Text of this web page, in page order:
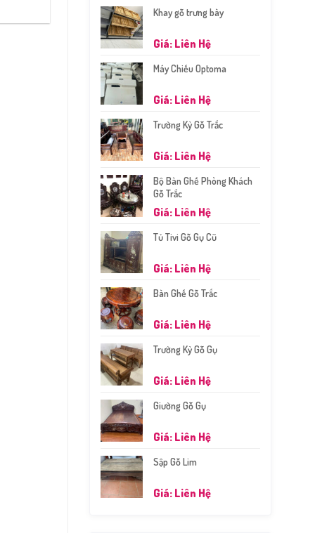
Khay gỗ trưng bày
Giá: Liên Hệ
Máy Chiếu Optoma
Giá: Liên Hệ
Trường Kỷ Gỗ Trắc
Giá: Liên Hệ
Bộ Bàn Ghế Phòng Khách
Gỗ Trắc
Giá: Liên Hệ
Tủ Tivi Gỗ Gụ Cũ
Giá: Liên Hệ
Bàn Ghế Gỗ Trắc
Giá: Liên Hệ
Trường Kỷ Gỗ Gụ
Giá: Liên Hệ
Giường Gỗ Gụ
Giá: Liên Hệ
Sập Gỗ Lim
Giá: Liên Hệ